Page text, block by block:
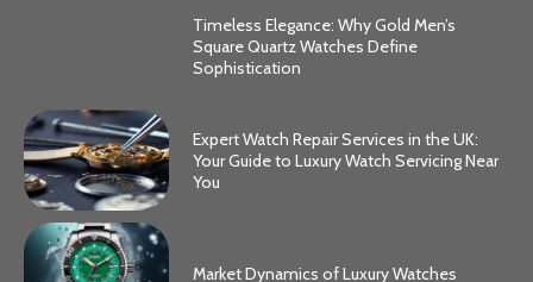
Timeless Elegance: Why Gold Men’s
Square Quartz Watches Define
Sophistication
Expert Watch Repair Services in the UK:
Your Guide to Luxury Watch Servicing Near
You
Market Dynamics of Luxury Watches